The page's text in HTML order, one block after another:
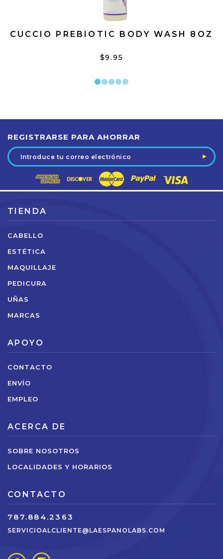
CUCCIO PREBIOTIC BODY WASH 8OZ
$9.95
REGISTRARSE PARA AHORRAR
Dirección
de
electrónico
TIENDA
CABELLO
ESTÉTICA
MAQUILLAJE
PEDICURA
UÑAS
MARCAS
APOYO
CONTACTO
ENVÍO
EMPLEO
ACERCA DE
SOBRE NOSOTROS
LOCALIDADES Y HORARIOS
CONTACTO
787.884.2363
SERVICIOALCLIENTE@LAESPANOLABS.COM